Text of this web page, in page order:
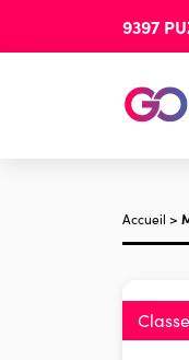
9397
Accueil >